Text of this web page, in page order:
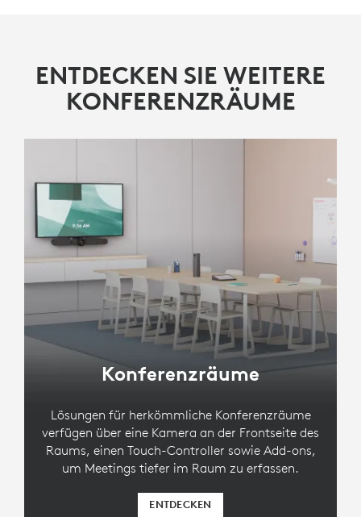
LOGITECH TAP IP
Touch-Controller für
Konferenzräume mit PoE-
Verbindung
ENTDECKEN SIE WEITERE
KONFERENZRÄUME
Konferenzräume
Lösungen für herkömmliche Konferenzräume
verfügen über eine Kamera an der Frontseite des
Raums, einen Touch-Controller sowie Add-ons,
um Meetings tiefer im Raum zu erfassen.
ENTDECKEN